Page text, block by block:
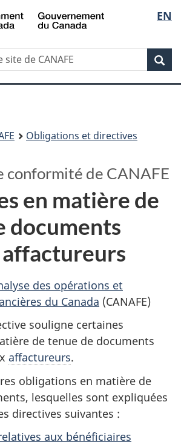
Passer
au
principal
Passer
à
sujet
du
gouvernement
Passer
à
version
HTML
simplifiée
de
la
EN
Obligations et directives
en matière de
documents
conformité de CANAFE
des opérations et
du Canada (CANAFE)
souligne certaines
de tenue de documents
affactureurs.
obligations en matière de
lesquelles sont expliquées
directives suivantes :
aux bénéficiaires